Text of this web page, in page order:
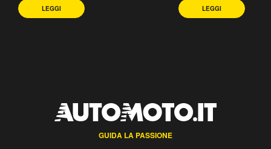
LEGGI LEGGI
GUIDA LA PASSIONE